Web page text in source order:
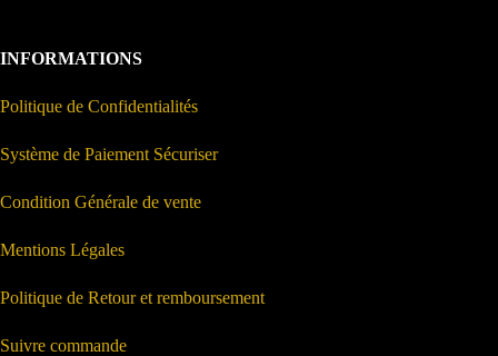
INFORMATIONS
Politique de Confidentialités
Système de Paiement Sécuriser
Condition Générale de vente
Mentions Légales
Politique de Retour et remboursement
Suivre commande